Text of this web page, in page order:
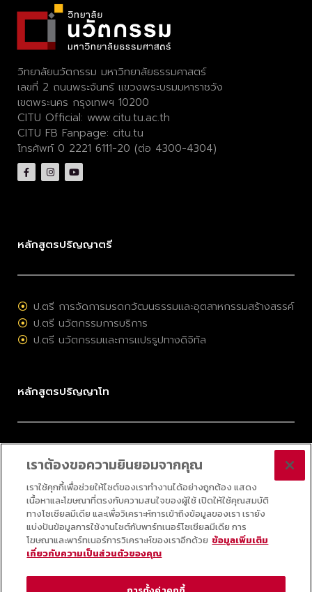
วิทยาลัยนวัตกรรม มหาวิทยาลัยธรรมศาสตร์
เลขที่ 2 ถนนพระจันทร์ แขวงพระบรมมหาราชวัง
เขตพระนคร กรุงเทพฯ 10200
CITU Official: www.citu.tu.ac.th
CITU FB Fanpage: citu.tu
โทรศัพท์ 0 2221 6111-20 (ต่อ 4300-4304)
หลักสูตรปริญญาตรี
ป.ตรี การจัดการมรดกวัฒนธรรมและอุตสาหกรรมสร้างสรรค์
ป.ตรี นวัตกรรมการบริการ
ป.ตรี นวัตกรรมและการแปรรูปทางดิจิทัล
หลักสูตรปริญญาโท
ป.โท การจัดการมรดกวัฒนธรรมและอุตสาหกรรมสร้างสรรค์
ป.โท การบริหารนวัตกรรมและเทคโนโลยี
ป.โท กลยุทธ์ดิจิทัล
ป.โท ออนไลน์ วิทยาศาสตร์ข้อมูลประยุกต์
© 2025 COLLEGE OF INNOVATION, THAMMASAT UNIVERSITY ALL RIGHTS
RESERVED
เราต้องขอความยินยอมจากคุณ
เราใช้คุกกี้เพื่อช่วยให้ไซต์ของเราทำงานได้อย่างถูกต้อง แสดง
เนื้อหาและโฆษณาที่ตรงกับความสนใจของผู้ใช้ เปิดให้ใช้คุณสมบัติ
ทางโซเชียลมีเดีย และเพื่อวิเคราะห์การเข้าถึงข้อมูลของเรา เรายัง
แบ่งปันข้อมูลการใช้งานไซต์กับพาร์ทเนอร์โซเชียลมีเดีย การ
โฆษณาและพาร์ทเนอร์การวิเคราะห์ของเราอีกด้วย ข้อมูลเพิ่มเติม
เกี่ยวกับความเป็นส่วนตัวของคุณ